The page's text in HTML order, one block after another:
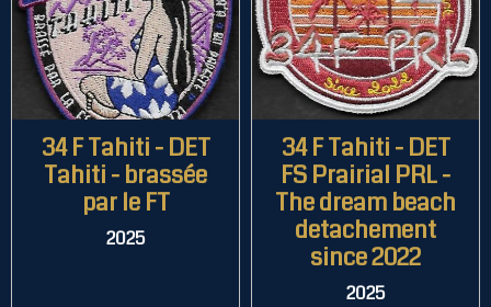
34 F Tahiti - DET
Tahiti - brassée
par le FT
2025
34 F Tahiti - DET
FS Prairial PRL -
The dream beach
detachement
since 2022
2025